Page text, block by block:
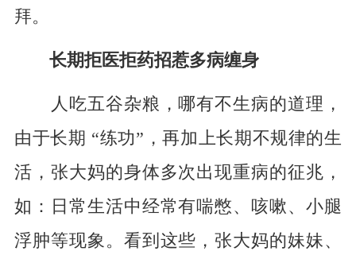
拜。
长期拒医拒药招惹多病缠身
人吃五谷杂粮，哪有不生病的道理，
由于长期 “练功”，再加上长期不规律的生
活，张大妈的身体多次出现重病的征兆，
如：日常生活中经常有喘憋、咳嗽、小腿
浮肿等现象。看到这些，张大妈的妹妹、